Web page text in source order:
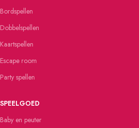
Bordspellen
Dobbelspellen
Kaartspellen
Escape room
Party spellen
SPEELGOED
Baby en peuter